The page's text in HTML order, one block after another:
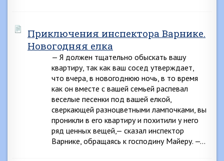
Приключения инспектора Варнике.
Новогодняя елка
— Я должен тщательно обыскать вашу
квартиру, так как ваш сосед утверждает,
что вчера, в новогоднюю ночь, в то время
как он вместе с вашей семьей распевал
веселые песенки под вашей елкой,
сверкающей разноцветными лампочками, вы
проникли в его квартиру и похитили у него
ряд ценных вещей,— сказал инспектор
Варнике, обращаясь к господину Майеру. —…